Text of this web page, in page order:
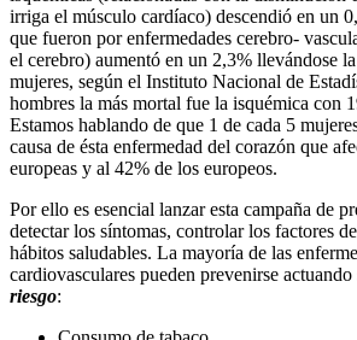
irriga el músculo cardíaco) descendió en un
que fueron por enfermedades cerebro-
el cerebro) aumentó en un 2,3% llevándose
mujeres, según el Instituto Nacional de
hombres la más mortal fue la isquémica con
Estamos hablando de que 1 de cada 5
causa de ésta enfermedad del corazón que
europeas y al 42% de los europeos.
Por ello es esencial lanzar esta campaña de
detectar los síntomas, controlar los factores
hábitos saludables. La mayoría de las
cardiovasculares pueden prevenirse actuando
riesgo: